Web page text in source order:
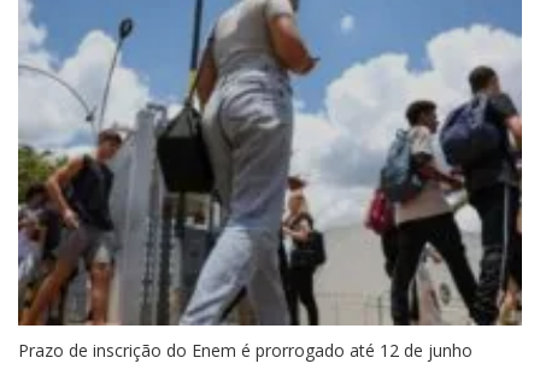
Prazo de inscrição do Enem é prorrogado até 12 de junho